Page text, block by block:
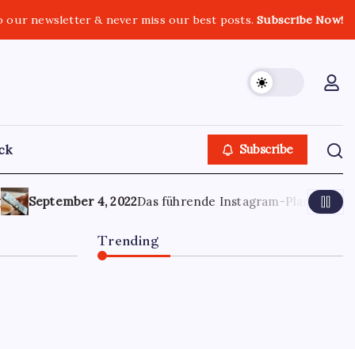
our newsletter & never miss our best posts.Subscribe Now!
Subscribe
4, 2022Das führende Instagram-Planer- und Stories-
Trending